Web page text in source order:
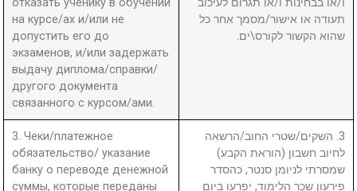
отказать ученику в обучении
на курсе/ах и/или не
допустить его до
экзаменов, и/или задержать
выдачу диплома/справки/
другого документа
связанного с курсом/ами.
ו/או בבחינות ו/או תגרום לעיכוב
תעודה או אישור/מסמך אחר כל
שהוא הקשור לקורס\ים.
3. Чеки/платежное
обязательство/ указание
банку о переводе денежной
суммы, которые переданы
3. השקים/שטרי החוב/הרשאה
לחיוב חשבון (הוראת הקבע)
שמסרתי לניומן סנטר, כהסדר
פירעון שכר הלימוד, יפרעו ביום